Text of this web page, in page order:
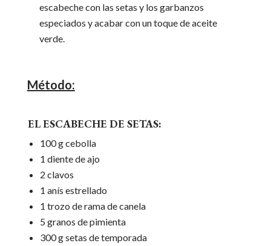
escabeche con las setas y los garbanzos
especiados y acabar con un toque de aceite
verde.
Método:
EL ESCABECHE DE SETAS:
100 g cebolla
1 diente de ajo
2 clavos
1 anís estrellado
1 trozo de rama de canela
5 granos de pimienta
300 g setas de temporada